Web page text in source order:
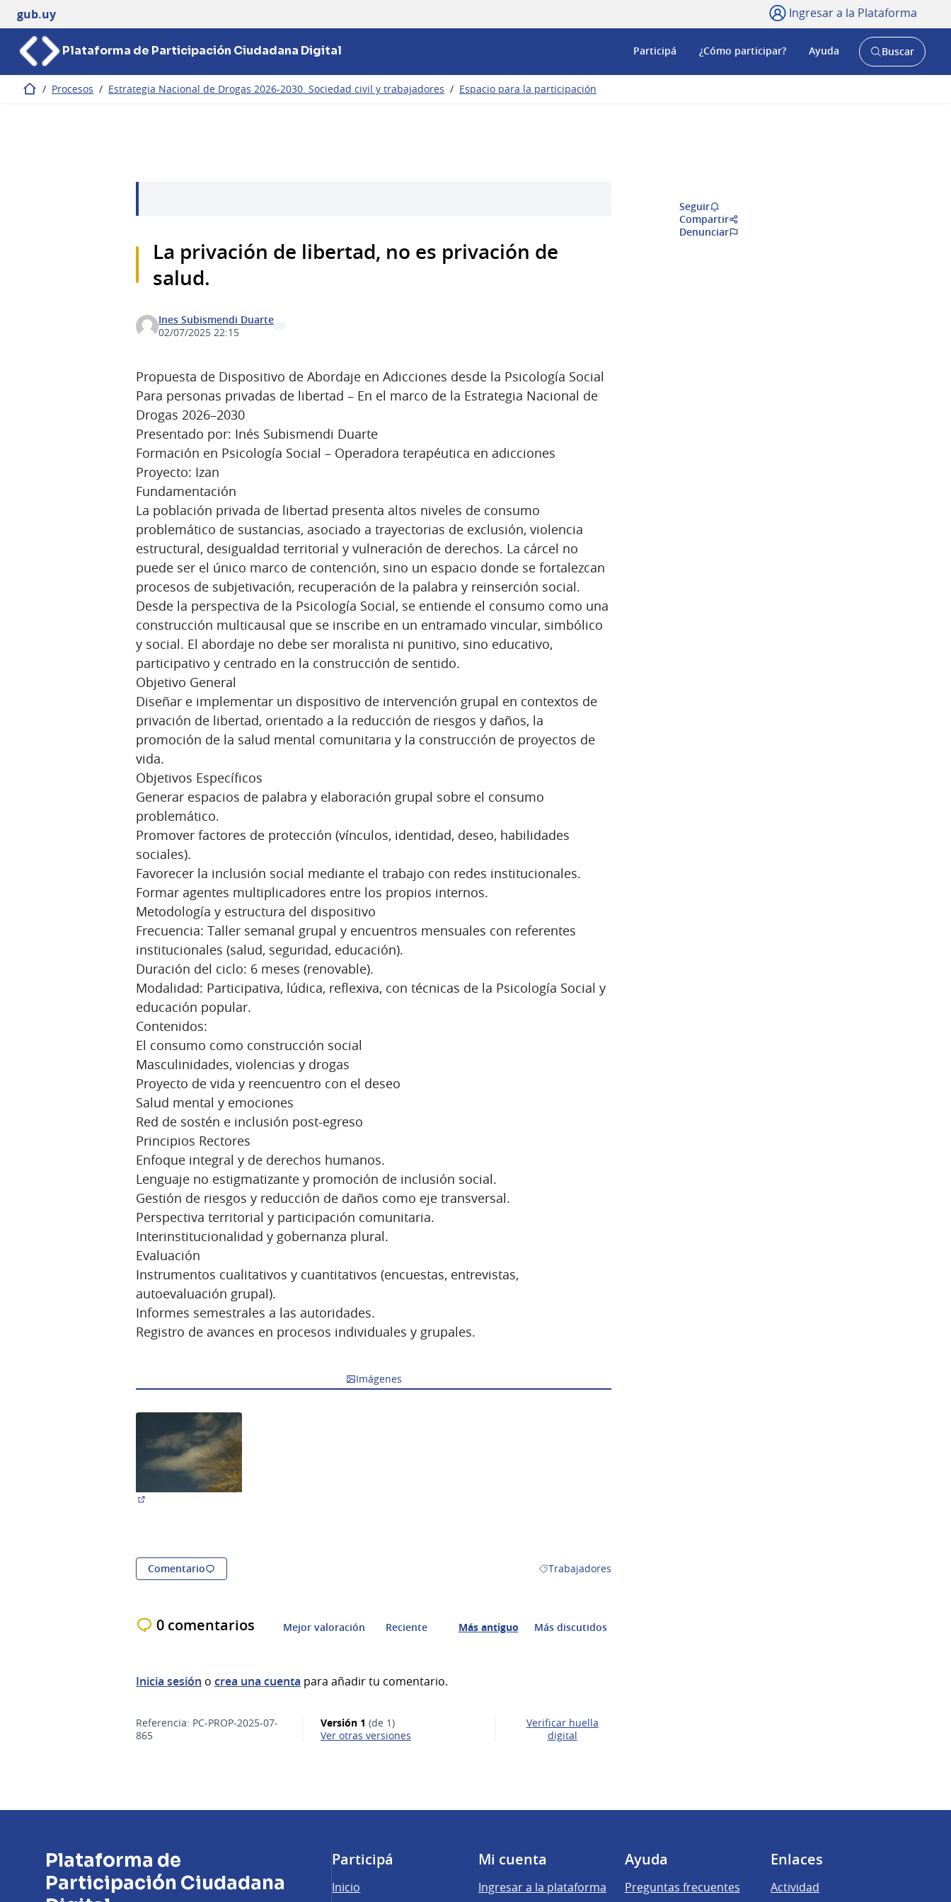
gub.uy Ingresar a la Plataforma
Plataforma de Participación Ciudadana Digital Participá ¿Cómo participar? Ayuda
AbrirBuscar
Inicio / Procesos / Estrategia Nacional de Drogas 2026-2030. Sociedad civil y trabajadores / Espacio para la participación
La privación de libertad, no es privación de
salud.
Ines Subismendi Duarte
02/07/2025 22:15
Propuesta de Dispositivo de Abordaje en Adicciones desde la Psicología Social
Para personas privadas de libertad – En el marco de la Estrategia Nacional de
Drogas 2026–2030
Presentado por: Inés Subismendi Duarte
Formación en Psicología Social – Operadora terapéutica en adicciones
Proyecto: Izan
Fundamentación
La población privada de libertad presenta altos niveles de consumo
problemático de sustancias, asociado a trayectorias de exclusión, violencia
estructural, desigualdad territorial y vulneración de derechos. La cárcel no
puede ser el único marco de contención, sino un espacio donde se fortalezcan
procesos de subjetivación, recuperación de la palabra y reinserción social.
Desde la perspectiva de la Psicología Social, se entiende el consumo como una
construcción multicausal que se inscribe en un entramado vincular, simbólico
y social. El abordaje no debe ser moralista ni punitivo, sino educativo,
participativo y centrado en la construcción de sentido.
Objetivo General
Diseñar e implementar un dispositivo de intervención grupal en contextos de
privación de libertad, orientado a la reducción de riesgos y daños, la
promoción de la salud mental comunitaria y la construcción de proyectos de
vida.
Objetivos Específicos
Generar espacios de palabra y elaboración grupal sobre el consumo
problemático.
Promover factores de protección (vínculos, identidad, deseo, habilidades
sociales).
Favorecer la inclusión social mediante el trabajo con redes institucionales.
Formar agentes multiplicadores entre los propios internos.
Metodología y estructura del dispositivo
Frecuencia: Taller semanal grupal y encuentros mensuales con referentes
institucionales (salud, seguridad, educación).
Duración del ciclo: 6 meses (renovable).
Modalidad: Participativa, lúdica, reflexiva, con técnicas de la Psicología Social y
educación popular.
Contenidos:
El consumo como construcción social
Masculinidades, violencias y drogas
Proyecto de vida y reencuentro con el deseo
Salud mental y emociones
Red de sostén e inclusión post-egreso
Principios Rectores
Enfoque integral y de derechos humanos.
Lenguaje no estigmatizante y promoción de inclusión social.
Gestión de riesgos y reducción de daños como eje transversal.
Perspectiva territorial y participación comunitaria.
Interinstitucionalidad y gobernanza plural.
Evaluación
Instrumentos cualitativos y cuantitativos (encuestas, entrevistas,
autoevaluación grupal).
Informes semestrales a las autoridades.
Registro de avances en procesos individuales y grupales.
Imágenes
Comentario Resultados al filtrar por la categoría: Trabajadores
Trabajadores
Seguir
Compartir
Denunciar
0 comentarios Mejor valoración Reciente Más antiguo Más discutidos
Inicia sesión o crea una cuenta para añadir tu comentario.
Referencia: PC-PROP-2025-07-
865
Versión 1 (de 1)
ver otras versiones
Verificar huella
digital
Plataforma de
Participación Ciudadana
Participá
Inicio
Mi cuenta
Ingresar a la plataforma
Ayuda
Preguntas frecuentes
Enlaces
Actividad